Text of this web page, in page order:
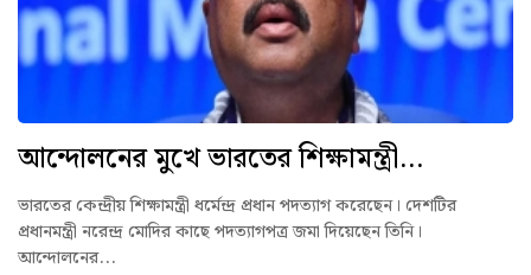
আন্দোলনের মুখে ভারতের শিক্ষামন্ত্রী...
ভারতের কেন্দ্রীয় শিক্ষামন্ত্রী ধর্মেন্দ্র প্রধান পদত্যাগ করেছেন। দেশটির
প্রধানমন্ত্রী নরেন্দ্র মোদির কাছে পদত্যাগপত্র জমা দিয়েছেন তিনি।
আন্দোলনের...